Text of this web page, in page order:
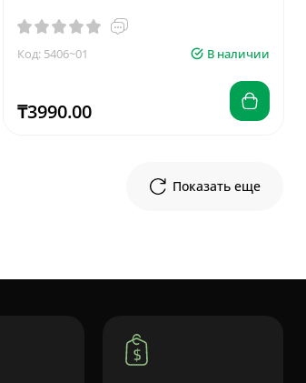
Код: 5406~01 В наличии
₸3990.00
Показать еще